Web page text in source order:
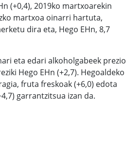
(+0,4), 2019ko martxoarekin
martxoa oinarri hartuta,
dira eta, Hego EHn, 8,7
eta edari alkoholgabeek prezio
Hego EHn (+2,7). Hegoaldeko
fruta freskoak (+6,0) edota
garrantzitsua izan da.